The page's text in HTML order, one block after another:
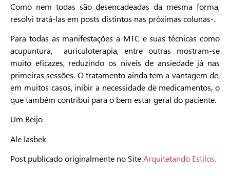
Como nem todas são desencadeadas da mesma forma,
resolvi tratá-las em posts distintos nas próximas colunas-.
Para todas as manifestações a MTC e suas técnicas como
acupuntura, auriculoterapia, entre outras mostram-se
muito eficazes, reduzindo os níveis de ansiedade já nas
primeiras sessões. O tratamento ainda tem a vantagem de,
em muitos casos, inibir a necessidade de medicamentos, o
que também contribui para o bem estar geral do paciente.
Um Beijo
Ale Iasbek
Post publicado originalmente no SiteArquitetando Estilos.